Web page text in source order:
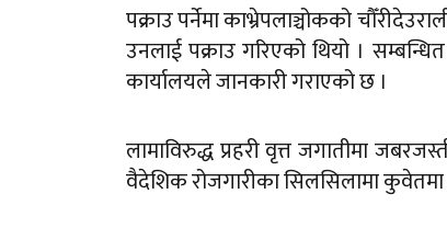
पक्राउ पर्नेमा काभ्रेपलाञ्चोकको
उनलाई पक्राउ गरिएको थियो ।
कार्यालयले जानकारी गराएको छ ।
लामाविरुद्ध प्रहरी वृत्त जगातीमा
वैदेशिक रोजगारीका सिलसिलामा कुवेतमा